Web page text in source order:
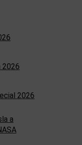
2026
2026
a